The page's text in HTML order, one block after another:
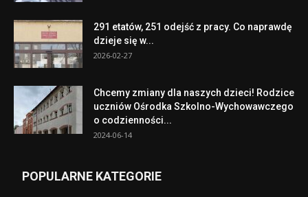
291 etatów, 251 odejść z pracy. Co naprawdę
dzieje się w...
2026-02-27
Chcemy zmiany dla naszych dzieci! Rodzice
uczniów Ośrodka Szkolno-Wychowawczego
o codzienności...
2024-06-14
POPULARNE KATEGORIE